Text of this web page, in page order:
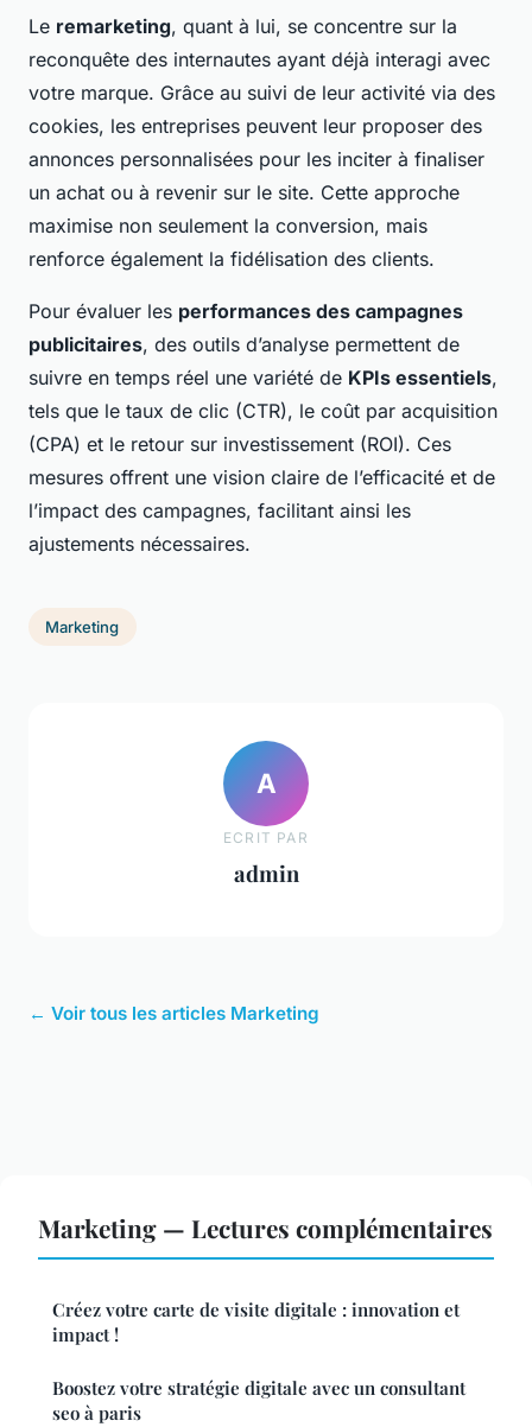
Le remarketing, quant à lui, se concentre sur la
reconquête des internautes ayant déjà interagi avec
votre marque. Grâce au suivi de leur activité via des
cookies, les entreprises peuvent leur proposer des
annonces personnalisées pour les inciter à finaliser
un achat ou à revenir sur le site. Cette approche
maximise non seulement la conversion, mais
renforce également la fidélisation des clients.
Pour évaluer les performances des campagnes
publicitaires, des outils d’analyse permettent de
suivre en temps réel une variété de KPIs essentiels,
tels que le taux de clic (CTR), le coût par acquisition
(CPA) et le retour sur investissement (ROI). Ces
mesures offrent une vision claire de l’efficacité et de
l’impact des campagnes, facilitant ainsi les
ajustements nécessaires.
Marketing
A
ECRIT PAR
admin
← Voir tous les articles Marketing
Marketing — Lectures complémentaires
Créez votre carte de visite digitale : innovation et
impact !
Boostez votre stratégie digitale avec un consultant
seo à paris